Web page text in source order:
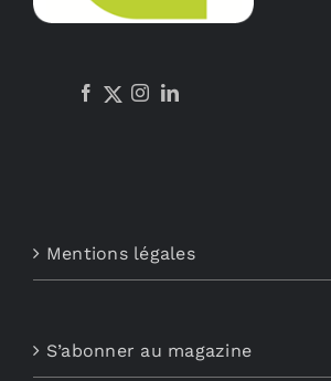
Mentions légales
S’abonner au magazine